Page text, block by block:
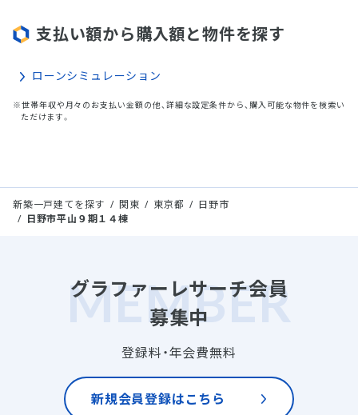
支払い額から購入額と物件を探す
ローンシミュレーション
※世帯年収や月々のお支払い金額の他、詳細な設定条件から、購入可能な物件を検索い
ただけます。
新築一戸建てを探す 関東 東京都
日野市
日野市平山９期１４棟
グラファーレサーチ会員
募集中
登録料・年会費無料
新規会員登録はこちら